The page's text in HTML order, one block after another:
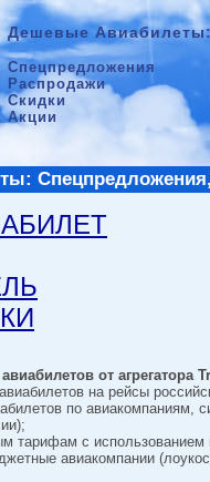
Дешевые
Спецпредложения
Распродажи
Скидки
Акции
от агрегатора
на рейсы
по
тарифам с использованием
авиакомпании